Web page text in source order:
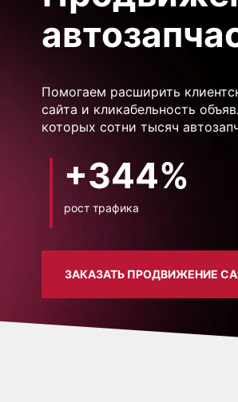
Помогаем расширить
сайта и кликабельность
которых сотни тысяч
+344%
рост трафика
ЗАКАЗАТЬ ПРОДВИЖЕНИЕ